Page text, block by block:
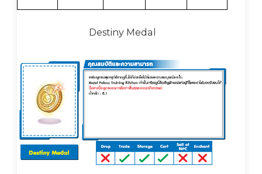
Destiny Medal